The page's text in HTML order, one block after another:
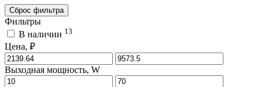
Сброс фильтра
Фильтры
В наличии 13
Цена, ₽
Выходная мощность, W